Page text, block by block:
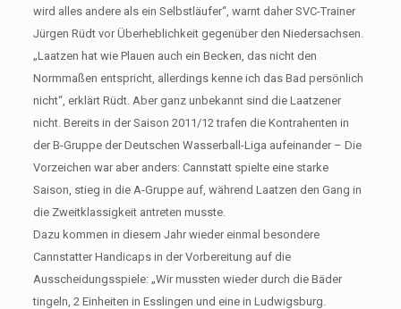
wird alles andere als ein Selbstläufer“, warnt daher SVC-Trainer
Jürgen Rüdt vor Überheblichkeit gegenüber den Niedersachsen.
„Laatzen hat wie Plauen auch ein Becken, das nicht den
Normmaßen entspricht, allerdings kenne ich das Bad persönlich
nicht“, erklärt Rüdt. Aber ganz unbekannt sind die Laatzener
nicht. Bereits in der Saison 2011/12 trafen die Kontrahenten in
der B-Gruppe der Deutschen Wasserball-Liga aufeinander – Die
Vorzeichen war aber anders: Cannstatt spielte eine starke
Saison, stieg in die A-Gruppe auf, während Laatzen den Gang in
die Zweitklassigkeit antreten musste.
Dazu kommen in diesem Jahr wieder einmal besondere
Cannstatter Handicaps in der Vorbereitung auf die
Ausscheidungsspiele: „Wir mussten wieder durch die Bäder
tingeln, 2 Einheiten in Esslingen und eine in Ludwigsburg.